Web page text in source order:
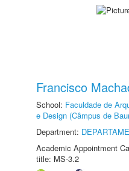
Francisco
School: Faculdade de
e Design (Câmpus de
Department:
Academic Appointment
title: MS-3.2